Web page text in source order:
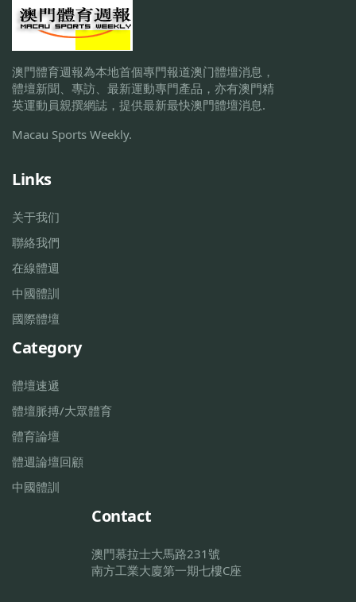
澳門體育週報為本地首個專門報道澳门體壇消息，
體壇新聞、專訪、最新運動專門產品，亦有澳門精
英運動員親撰網誌，提供最新最快澳門體壇消息.
Macau Sports Weekly.
Links
关于我们
聯絡我們
在線體週
中國體訓
國際體壇
Category
體壇速遞
體壇脈搏/大眾體育
體育論壇
體週論壇回顧
中國體訓
Contact
澳門慕拉士大馬路231號
南方工業大廈第一期七樓C座